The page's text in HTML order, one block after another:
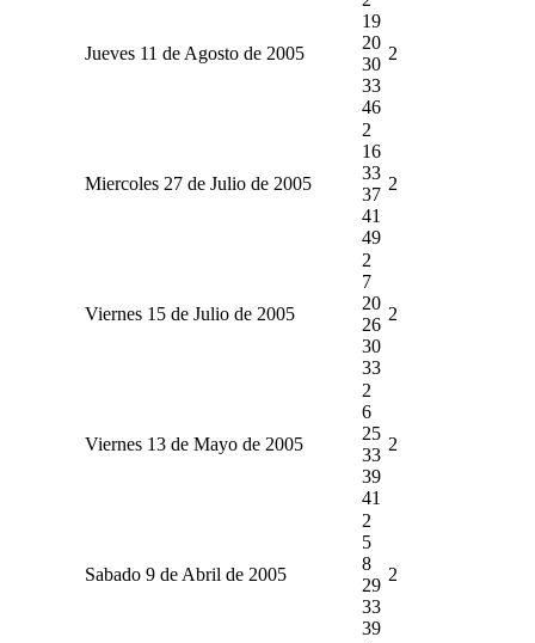
Jueves 11 de Agosto de 2005
19
20
30
33
46
2
Miercoles 27 de Julio de 2005
2
16
33
37
41
49
2
Viernes 15 de Julio de 2005
2
7
20
26
30
33
2
Viernes 13 de Mayo de 2005
2
6
25
33
39
41
2
Sabado 9 de Abril de 2005
2
5
8
29
33
39
2